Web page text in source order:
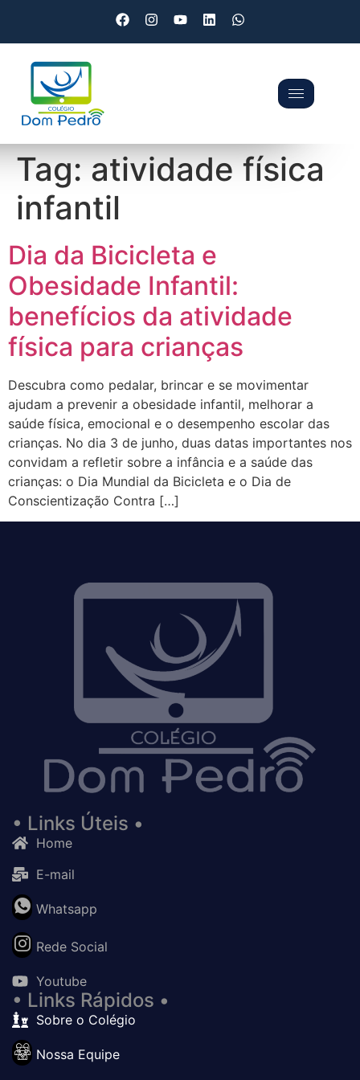
Tag:atividade física
infantil
Dia da Bicicleta e
Obesidade Infantil:
benefícios da atividade
física para crianças
Descubra como pedalar, brincar e se movimentar
ajudam a prevenir a obesidade infantil, melhorar a
saúde física, emocional e o desempenho escolar das
crianças. No dia 3 de junho, duas datas importantes nos
convidam a refletir sobre a infância e a saúde das
crianças: o Dia Mundial da Bicicleta e o Dia de
Conscientização Contra […]
• Links Úteis •
Home
E-mail
Whatsapp
Rede Social
Youtube
• Links Rápidos •
Sobre o Colégio
Nossa Equipe